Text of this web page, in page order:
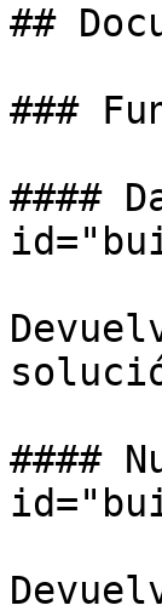
##
###
####
####